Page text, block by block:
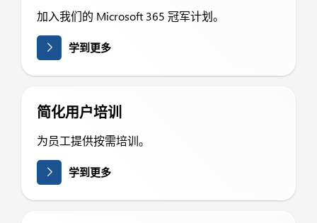
加入我们的 Microsoft 365 冠军计划。
学到更多
简化用户培训
为员工提供按需培训。
学到更多